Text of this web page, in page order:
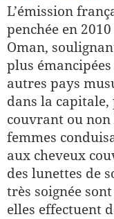
L’émission
penchée en
Oman,
plus
autres pays
dans la
couvrant ou non
femmes
aux cheveux
des lunettes de
très soignée
elles effectuent